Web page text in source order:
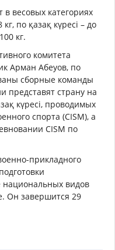
весовых категориях
по қазақ күресі – до
кг.
комитета
Арман Абеуов, по
сборные команды
представят страну на
күресі, проводимых
спорта (CISM), а
CISM по
прикладного
видов
Он завершится 29